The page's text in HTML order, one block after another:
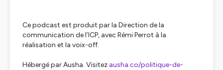
Ce podcast est produit par la Direction de la
communication de l’ICP, avec Rémi Perrot à la
réalisation et la voix-off.
Hébergé par Ausha. Visitez ausha.co/politique-de-